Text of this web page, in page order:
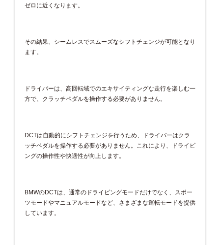
ゼロに近くなります。
その結果、シームレスでスムーズなシフトチェンジが可能となり
ます。
ドライバーは、高回転域でのエキサイティングな走行を楽しむ一
方で、クラッチペダルを操作する必要がありません。
DCTは自動的にシフトチェンジを行うため、ドライバーはクラ
ッチペダルを操作する必要がありません。これにより、ドライビ
ングの操作性や快適性が向上します。
BMWのDCTは、通常のドライビングモードだけでなく、スポー
ツモードやマニュアルモードなど、さまざまな運転モードを提供
しています。